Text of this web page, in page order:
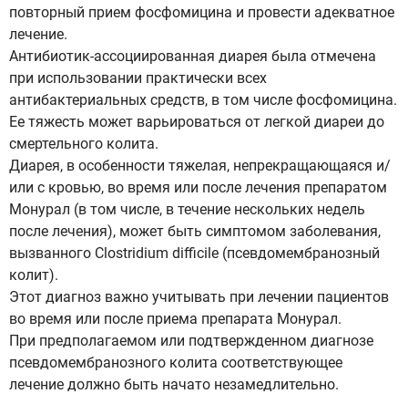
повторный прием фосфомицина и провести адекватное
лечение.
Антибиотик-ассоциированная диарея была отмечена
при использовании практически всех
антибактериальных средств, в том числе фосфомицина.
Ее тяжесть может варьироваться от легкой диареи до
смертельного колита.
Диарея, в особенности тяжелая, непрекращающаяся и/
или с кровью, во время или после лечения препаратом
Монурал (в том числе, в течение нескольких недель
после лечения), может быть симптомом заболевания,
вызванного Clostridium difficile (псевдомембранозный
колит).
Этот диагноз важно учитывать при лечении пациентов
во время или после приема препарата Монурал.
При предполагаемом или подтвержденном диагнозе
псевдомембранозного колита соответствующее
лечение должно быть начато незамедлительно.